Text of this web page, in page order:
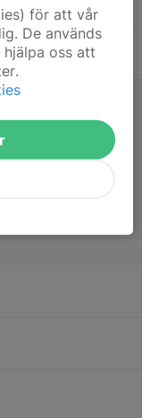
2026
för att vår
De används
oss att